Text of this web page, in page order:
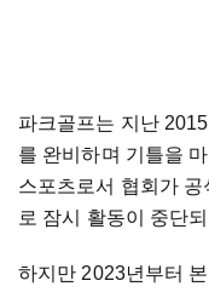
파크골프는 지난2015
를 완비하며 기틀을
스포츠로서 협회가 공
로 잠시 활동이 중단
하지만 2023년부터